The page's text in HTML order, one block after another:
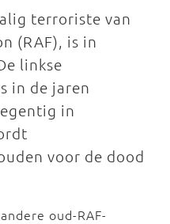
terroriste van
(RAF), is in
linkse
in de jaren
in
voor de dood
oud-RAF-